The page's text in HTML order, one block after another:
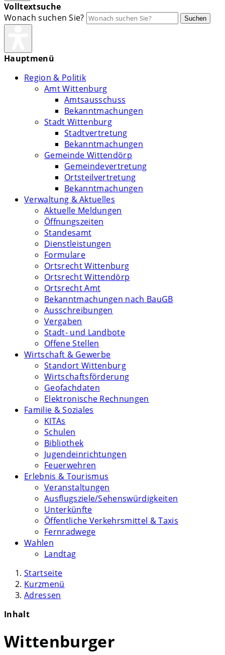
Volltextsuche
Wonach suchen Sie?
Suchen
Hauptmenü
Region & Politik
Amt Wittenburg
Amtsausschuss
Bekanntmachungen
Stadt Wittenburg
Stadtvertretung
Bekanntmachungen
Gemeinde Wittendörp
Gemeindevertretung
Ortsteilvertretung
Bekanntmachungen
Verwaltung & Aktuelles
Aktuelle Meldungen
Öffnungszeiten
Standesamt
Dienstleistungen
Formulare
Ortsrecht Wittenburg
Ortsrecht Wittendörp
Ortsrecht Amt
Bekanntmachungen nach BauGB
Ausschreibungen
Vergaben
Stadt- und Landbote
Offene Stellen
Wirtschaft & Gewerbe
Standort Wittenburg
Wirtschaftsförderung
Geofachdaten
Elektronische Rechnungen
Familie & Soziales
KITAs
Schulen
Bibliothek
Jugendeinrichtungen
Feuerwehren
Erlebnis & Tourismus
Veranstaltungen
Ausflugsziele/Sehenswürdigkeiten
Unterkünfte
Öffentliche Verkehrsmittel & Taxis
Fernradwege
Wahlen
Landtag
Startseite
Kurzmenü
Adressen
Inhalt
Wittenburger